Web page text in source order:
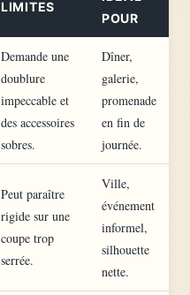
LIMITES
POUR
Demande une
doublure
impeccable et
des accessoires
sobres.
Dîner,
galerie,
promenade
en fin de
journée.
Peut paraître
rigide sur une
coupe trop
serrée.
Ville,
événement
informel,
silhouette
nette.